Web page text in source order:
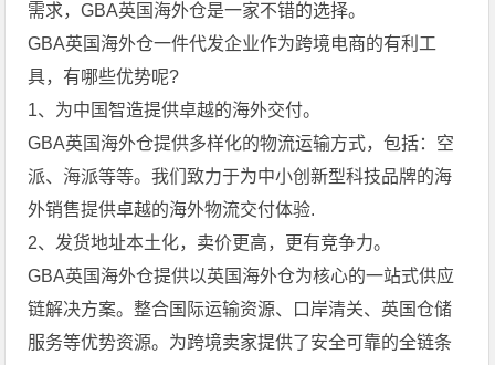
需求，GBA英国海外仓是一家不错的选择。
GBA英国海外仓一件代发企业作为跨境电商的有利工
具，有哪些优势呢?
1、为中国智造提供卓越的海外交付。
GBA英国海外仓提供多样化的物流运输方式，包括：空
派、海派等等。我们致力于为中小创新型科技品牌的海
外销售提供卓越的海外物流交付体验.
2、发货地址本土化，卖价更高，更有竞争力。
GBA英国海外仓提供以英国海外仓为核心的一站式供应
链解决方案。整合国际运输资源、口岸清关、英国仓储
服务等优势资源。为跨境卖家提供了安全可靠的全链条